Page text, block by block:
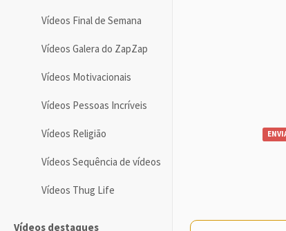
Vídeos Final de Semana
Vídeos Galera do ZapZap
Vídeos Motivacionais
Vídeos Pessoas Incríveis
Vídeos Religião
Vídeos Sequência de vídeos
Vídeos Thug Life
Vídeos destaques